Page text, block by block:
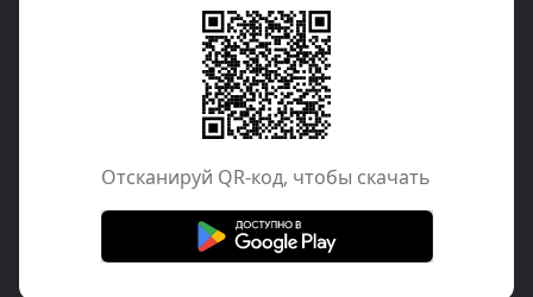
Отcканируй QR-код, чтобы скачать